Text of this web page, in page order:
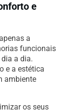
e
a
funcionais
a dia.
e a estética
ambiente
os seus